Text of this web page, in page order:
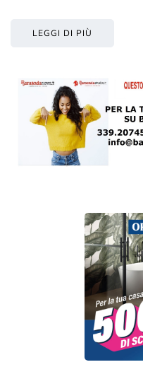
LEGGI DI PIÙ